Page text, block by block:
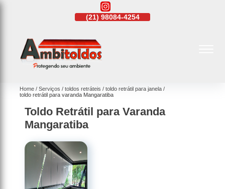
(21)98084-4254
Home Serviços toldos retráteis
toldo retrátil para janela
toldo retrátil para varanda Mangaratiba
Toldo Retrátil para Varanda
Mangaratiba